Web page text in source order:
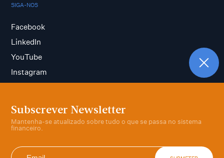
Subscrever Newsletter
Mantenha-se atualizado sobre tudo o que se passa no sistema
financeiro.
SIGA-NOS
Facebook
LinkedIn
YouTube
Instagram
Termos e condições
Política de privacidade